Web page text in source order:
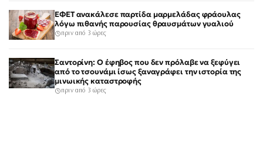
ΕΦΕΤ ανακάλεσε παρτίδα μαρμελάδας φράουλας
λόγω πιθανής παρουσίας θραυσμάτων γυαλιού
πριν από 3 ώρες
Σαντορίνη: Ο έφηβος που δεν πρόλαβε να ξεφύγει
από το τσουνάμι ίσως ξαναγράφει την ιστορία της
μινωικής καταστροφής
πριν από 3 ώρες